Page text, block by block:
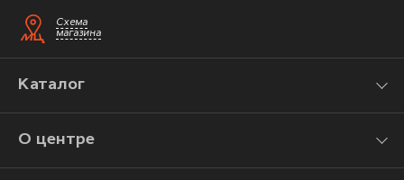
Схема
магазина
Каталог
О центре